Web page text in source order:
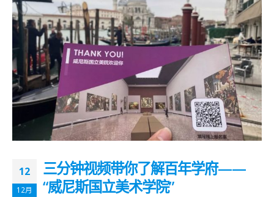
12
12月
三分钟视频带你了解百年学府——
“威尼斯国立美术学院”